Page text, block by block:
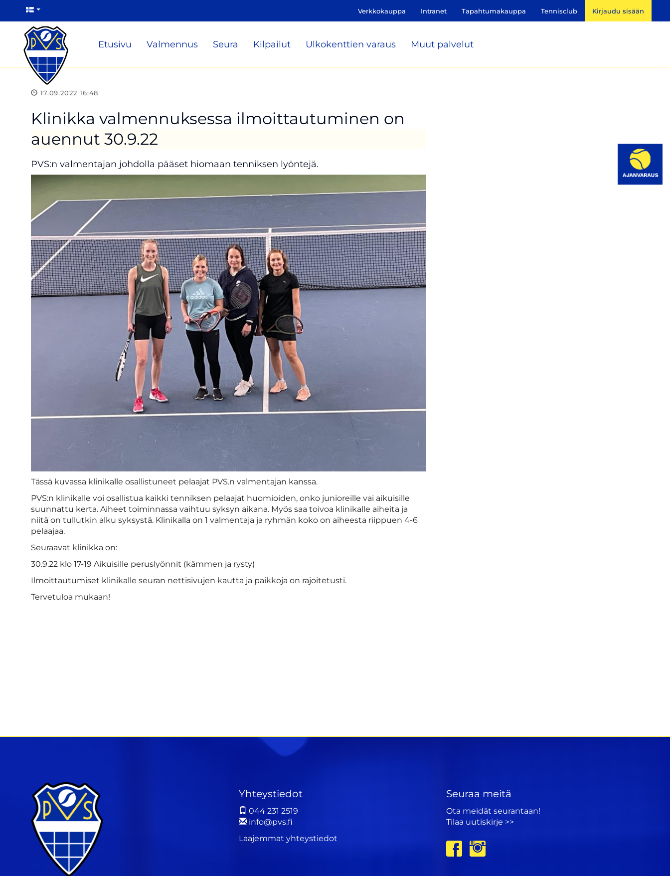
Verkkokauppa Intranet Tapahtumakauppa Tennisclub Kirjaudu sisään
Etusivu Valmennus Seura Kilpailut Ulkokenttien varaus Muut palvelut
17.09.2022 16:48
Klinikka valmennuksessa ilmoittautuminen on
auennut 30.9.22
PVS:n valmentajan johdolla pääset hiomaan tenniksen lyöntejä.
Tässä kuvassa klinikalle osallistuneet pelaajat PVS.n valmentajan kanssa.
PVS:n klinikalle voi osallistua kaikki tenniksen pelaajat huomioiden, onko junioreille vai aikuisille
suunnattu kerta. Aiheet toiminnassa vaihtuu syksyn aikana. Myös saa toivoa klinikalle aiheita ja
niitä on tullutkin alku syksystä. Klinikalla on 1 valmentaja ja ryhmän koko on aiheesta riippuen 4-6
pelaajaa.
Seuraavat klinikka on:
30.9.22 klo 17-19 Aikuisille peruslyönnit (kämmen ja rysty)
Ilmoittautumiset klinikalle seuran nettisivujen kautta ja paikkoja on rajoitetusti.
Tervetuloa mukaan!
Yhteystiedot
044 231 2519
info@pvs.fi
Laajemmat yhteystiedot
Seuraa meitä
Ota meidät seurantaan!
Tilaa uutiskirje >>